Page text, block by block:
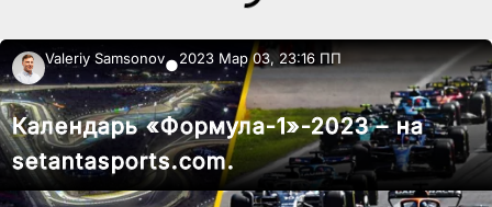
Valeriy Samsonov●2023 Мар 03, 23:16 ПП
Календарь «Формула-1»-2023 – на
setantasports.com.